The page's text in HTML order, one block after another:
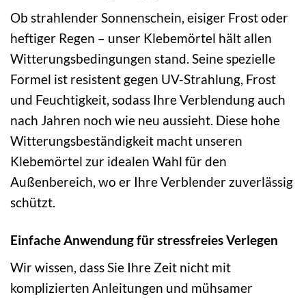
Ob strahlender Sonnenschein, eisiger Frost oder
heftiger Regen – unser Klebemörtel hält allen
Witterungsbedingungen stand. Seine spezielle
Formel ist resistent gegen UV-Strahlung, Frost
und Feuchtigkeit, sodass Ihre Verblendung auch
nach Jahren noch wie neu aussieht. Diese hohe
Witterungsbeständigkeit macht unseren
Klebemörtel zur idealen Wahl für den
Außenbereich, wo er Ihre Verblender zuverlässig
schützt.
Einfache Anwendung für stressfreies Verlegen
Wir wissen, dass Sie Ihre Zeit nicht mit
komplizierten Anleitungen und mühsamer